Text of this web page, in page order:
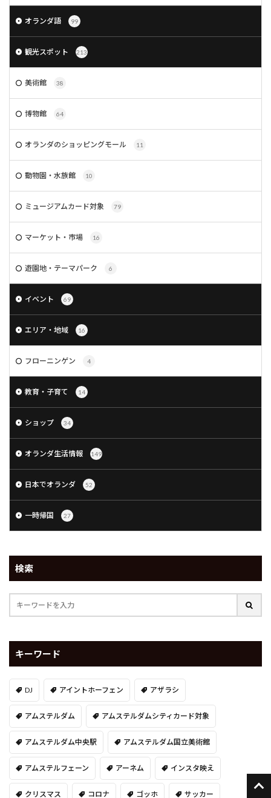
オランダ語 99
観光スポット 213
美術館 38
博物館 64
オランダのショッピングモール 11
動物園・水族館 10
ミュージアムカード対象 79
マーケット・市場 16
遊園地・テーマパーク 6
イベント 69
エリア・地域 16
フローニンゲン 4
教育・子育て 14
ショップ 34
オランダ生活情報 149
日本でオランダ 52
一時帰国 27
検索
キーワード
DJ アイントホーフェン アザラシ
アムステルダム アムステルダムシティカード対象
アムステルダム中央駅 アムステルダム国立美術館
アムステルフェーン アーネム インスタ映え
クリスマス コロナ ゴッホ サッカー